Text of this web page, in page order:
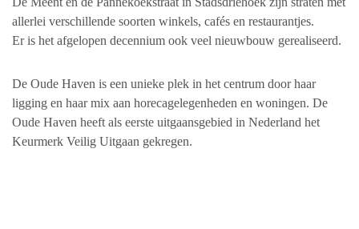
allerlei verschillende soorten winkels, cafés en restaurantjes.
Er is het afgelopen decennium ook veel nieuwbouw gerealiseerd.
De Oude Haven is een unieke plek in het centrum door haar
ligging en haar mix aan horecagelegenheden en woningen. De
Oude Haven heeft als eerste uitgaansgebied in Nederland het
Keurmerk Veilig Uitgaan gekregen.